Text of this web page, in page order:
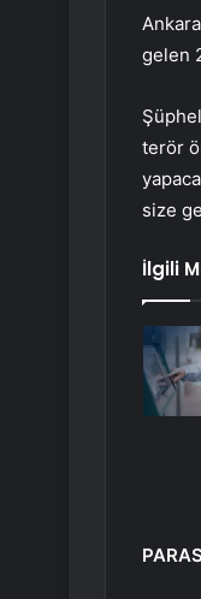
gelen
terör
size
İlgili